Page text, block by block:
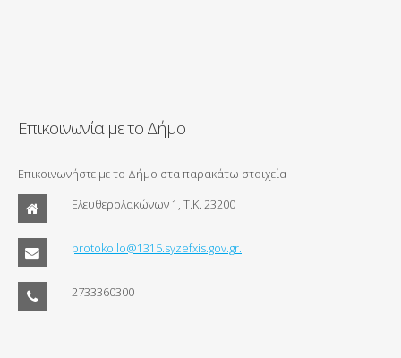
Επικοινωνία με το Δήμο
Επικοινωνήστε με το Δήμο στα παρακάτω στοιχεία
Ελευθερολακώνων 1, Τ.Κ. 23200
protokollo@1315.syzefxis.gov.gr.
2733360300